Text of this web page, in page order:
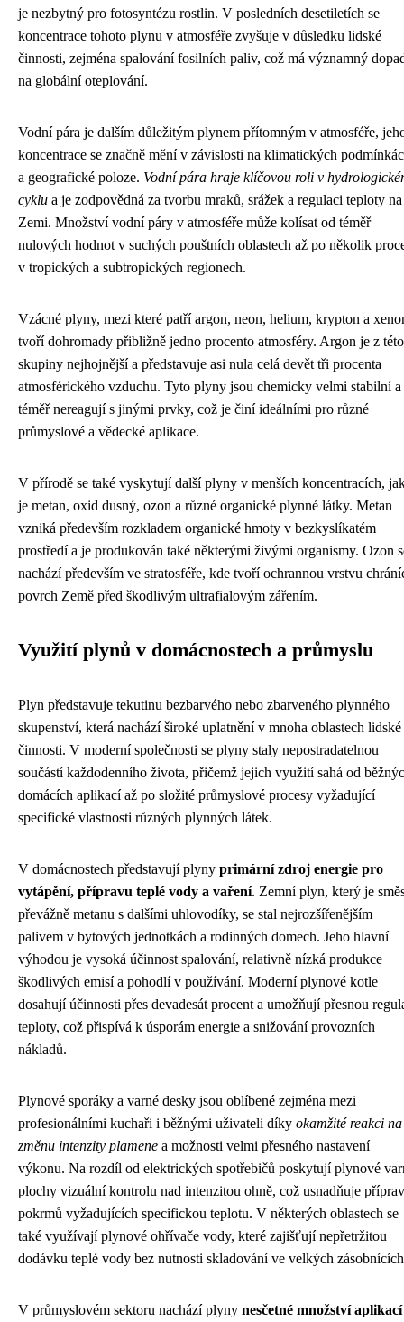
je nezbytný pro fotosyntézu rostlin. V posledních desetiletích se
koncentrace tohoto plynu v atmosféře zvyšuje v důsledku lidské
činnosti, zejména spalování fosilních paliv, což má významný
na globální oteplování.
Vodní pára je dalším důležitým plynem přítomným v atmosféře,
koncentrace se značně mění v závislosti na klimatických
a geografické poloze. Vodní pára hraje klíčovou roli v
cyklu a je zodpovědná za tvorbu mraků, srážek a regulaci teploty na
Zemi. Množství vodní páry v atmosféře může kolísat od téměř
nulových hodnot v suchých pouštních oblastech až po několik
v tropických a subtropických regionech.
Vzácné plyny, mezi které patří argon, neon, helium, krypton a
tvoří dohromady přibližně jedno procento atmosféry. Argon je z této
skupiny nejhojnější a představuje asi nula celá devět tři procenta
atmosférického vzduchu. Tyto plyny jsou chemicky velmi stabilní a
téměř nereagují s jinými prvky, což je činí ideálními pro různé
průmyslové a vědecké aplikace.
V přírodě se také vyskytují další plyny v menších koncentracích,
je metan, oxid dusný, ozon a různé organické plynné látky. Metan
vzniká především rozkladem organické hmoty v bezkyslíkatém
prostředí a je produkován také některými živými organismy. Ozon
nachází především ve stratosféře, kde tvoří ochrannou vrstvu
povrch Země před škodlivým ultrafialovým zářením.
Využití plynů v domácnostech a průmyslu
Plyn představuje tekutinu bezbarvého nebo zbarveného plynného
skupenství, která nachází široké uplatnění v mnoha oblastech lidské
činnosti. V moderní společnosti se plyny staly nepostradatelnou
součástí každodenního života, přičemž jejich využití sahá od
domácích aplikací až po složité průmyslové procesy vyžadující
specifické vlastnosti různých plynných látek.
V domácnostech představují plyny primární zdroj energie pro
vytápění, přípravu teplé vody a vaření. Zemní plyn, který je
převážně metanu s dalšími uhlovodíky, se stal nejrozšířenějším
palivem v bytových jednotkách a rodinných domech. Jeho hlavní
výhodou je vysoká účinnost spalování, relativně nízká produkce
škodlivých emisí a pohodlí v používání. Moderní plynové kotle
dosahují účinnosti přes devadesát procent a umožňují přesnou
teploty, což přispívá k úsporám energie a snižování provozních
nákladů.
Plynové sporáky a varné desky jsou oblíbené zejména mezi
profesionálními kuchaři i běžnými uživateli díky okamžité reakci na
změnu intenzity plamene a možnosti velmi přesného nastavení
výkonu. Na rozdíl od elektrických spotřebičů poskytují plynové
plochy vizuální kontrolu nad intenzitou ohně, což usnadňuje
pokrmů vyžadujících specifickou teplotu. V některých oblastech se
také využívají plynové ohřívače vody, které zajišťují nepřetržitou
dodávku teplé vody bez nutnosti skladování ve velkých
V průmyslovém sektoru nachází plyny nesčetné množství aplikací